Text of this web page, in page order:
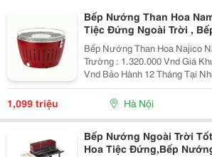
Bếp Nướng Than Hoa
Bếp Nướng Than Hoa Najico Nam
Trường : 1.320.000 Vnd Giá Khuyến Mại Còn: 1.100.000
Vnd Bảo Hành 12 Tháng Tại Nhà Lien Hệ Mua Hàng :
0982.88.26.29 - 0917.555.286 Giao Hàng Và Thu Tièn
Tại Nhà Trên Toàn Quốc
1,099 triệu Hà Nội
Bếp Nướng Ngoài Trời
Hoa Tiệc Đứng,Bếp